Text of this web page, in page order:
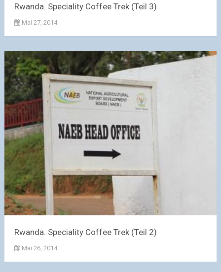
Rwanda. Speciality Coffee Trek (Teil 3)
Mai 27, 2014
Rwanda. Speciality Coffee Trek (Teil 2)
Mai 26, 2014